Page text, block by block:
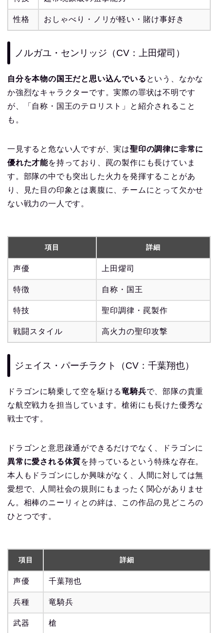
性格 おしゃべり・ノリが軽い・賭け事好き
ノルガユ・センリッジ（CV：上田燿司）
自分を本物の国王だと思い込んでいる という、なかな
か強烈なキャラクターです。実際の罪状は不明です
が、「自称・国王のテロリスト」と紹介されること
も。
一見すると危ない人ですが、実は聖印の調律に非常に
優れた才能を持っており、罠の製作にも長けていま
す。部隊の中でも突出した火力を発揮することがあ
り、見た目の印象とは裏腹に、チームにとって欠かせ
ない戦力の一人です。
項目 詳細
声優 上田燿司
特徴 自称・国王
特技 聖印調律・罠製作
戦闘スタイル 高火力の聖印攻撃
ジェイス・パーチラクト（CV：千葉翔也）
ドラゴンに騎乗して空を駆ける竜騎兵で、部隊の貴重
な航空戦力を担当しています。槍術にも長けた優秀な
戦士です。
ドラゴンと意思疎通ができるだけでなく、ドラゴンに
異常に愛される体質を持っているという特殊な存在。
本人もドラゴンにしか興味がなく、人間に対しては無
愛想で、人間社会の規則にもまったく関心がありませ
ん。相棒のニーリィとの絆は、この作品の見どころの
ひとつです。
項目 詳細
声優 千葉翔也
兵種 竜騎兵
武器 槍